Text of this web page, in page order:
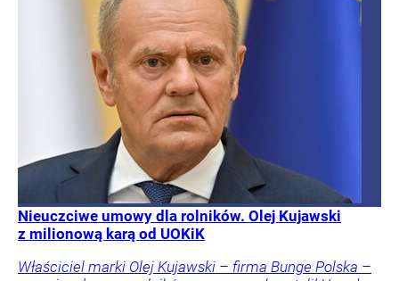
Nieuczciwe umowy dla rolników. Olej Kujawski
z milionową karą od UOKiK
Właściciel marki Olej Kujawski – firma Bunge Polska –